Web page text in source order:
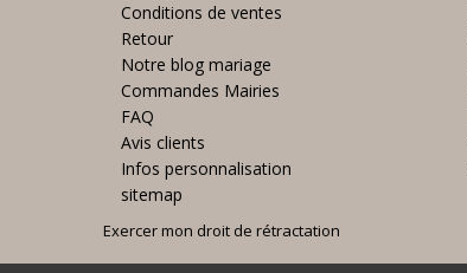
Conditions de ventes
Retour
Notre blog mariage
Commandes Mairies
FAQ
Avis clients
Infos personnalisation
sitemap
Exercer mon droit de rétractation